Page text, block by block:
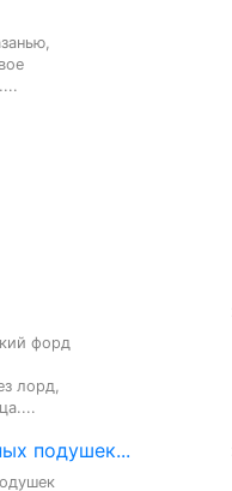
форд
лорд,
подушек...